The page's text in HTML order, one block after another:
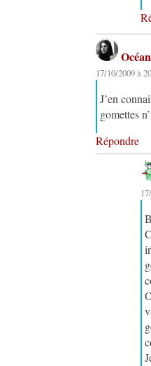
17/10/2009 à
J’en
gomettes
Répondre